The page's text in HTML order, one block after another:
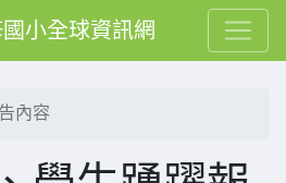
小全球資訊網
內容